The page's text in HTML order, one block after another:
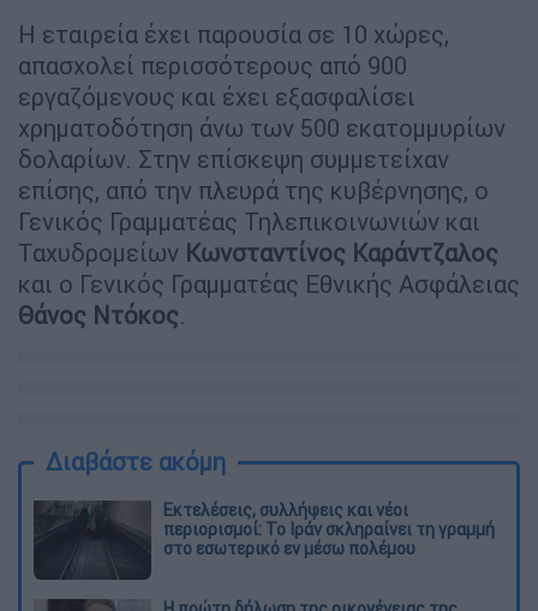
Η εταιρεία έχει παρουσία σε 10 χώρες,
απασχολεί περισσότερους από 900
εργαζόμενους και έχει εξασφαλίσει
χρηματοδότηση άνω των 500 εκατομμυρίων
δολαρίων. Στην επίσκεψη συμμετείχαν
επίσης, από την πλευρά της κυβέρνησης, ο
Γενικός Γραμματέας Τηλεπικοινωνιών και
Ταχυδρομείων Κωνσταντίνος Καράντζαλος
και ο Γενικός Γραμματέας Εθνικής Ασφάλειας
Θάνος Ντόκος.
Διαβάστε ακόμη
Εκτελέσεις, συλλήψεις και νέοι
περιορισμοί: Το Ιράν σκληραίνει τη γραμμή
στο εσωτερικό εν μέσω πολέμου